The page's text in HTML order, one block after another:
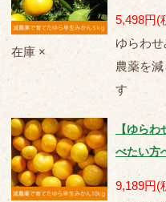
在庫 ×
5,498円(
ゆらわ
農薬を
す
【ゆら
べたい方
9,189円(